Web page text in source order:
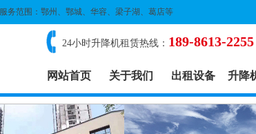
务范围：鄂州、鄂城、华容、梁子湖、葛店等
24小时升降机租赁热线： 189-8613-2255
网站首页 关于我们 出租设备 升降